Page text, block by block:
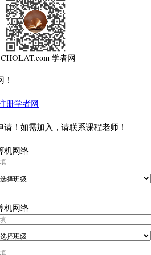
学者网
册学者网
！如需加入，请联系课程老师！
机网络
机网络